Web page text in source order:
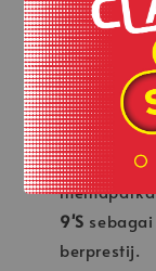
baik untuk
selesa
Cetakan
tajam,
Identiti
9'S
berprestij.